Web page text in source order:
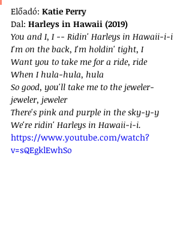
Előadó: Katie Perry
Dal: Harleys in Hawaii (2019)
You and I, I -- Ridin' Harleys in Hawaii-i-i
I'm on the back, I'm holdin' tight, I
Want you to take me for a ride, ride
When I hula-hula, hula
So good, you'll take me to the jeweler-
jeweler, jeweler
There's pink and purple in the sky-y-y
We're ridin' Harleys in Hawaii-i-i.
https://www.youtube.com/watch?
v=sQEgklEwhSo